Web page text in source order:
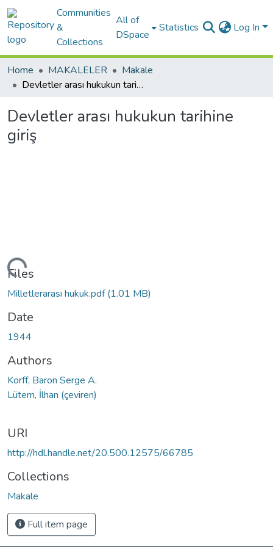
Communities
&
Collections
All of
DSpace
Statistics Log In
Home MAKALELER
Makale
Devletler arası hukukun tarihine giriş
Devletler arası hukukun tarihine
giriş
Loading...
Files
Milletlerarası hukuk.pdf(1.01 MB)
Date
1944
Authors
Korff, Baron Serge A.
Lütem, İlhan (çeviren)
URI
http://hdl.handle.net/20.500.12575/66785
Collections
Makale
Full item page